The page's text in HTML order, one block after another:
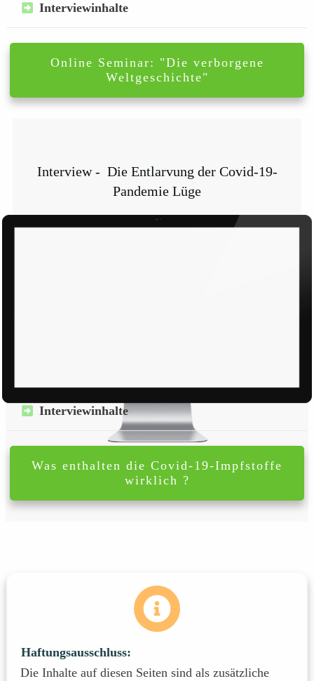
Interviewinhalte
Online Seminar: "Die verborgene
Weltgeschichte"
Interview - Die Entlarvung der Covid-19-
Pandemie Lüge
Interviewinhalte
Was enthalten die Covid-19-Impfstoffe
wirklich ?
Haftungsausschluss:
Die Inhalte auf diesen Seiten sind als zusätzliche